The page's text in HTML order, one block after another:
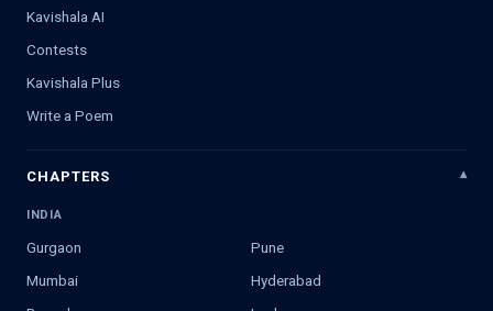
Kavishala AI
Contests
Kavishala Plus
Write a Poem
CHAPTERS
INDIA
Gurgaon
Pune
Mumbai
Hyderabad